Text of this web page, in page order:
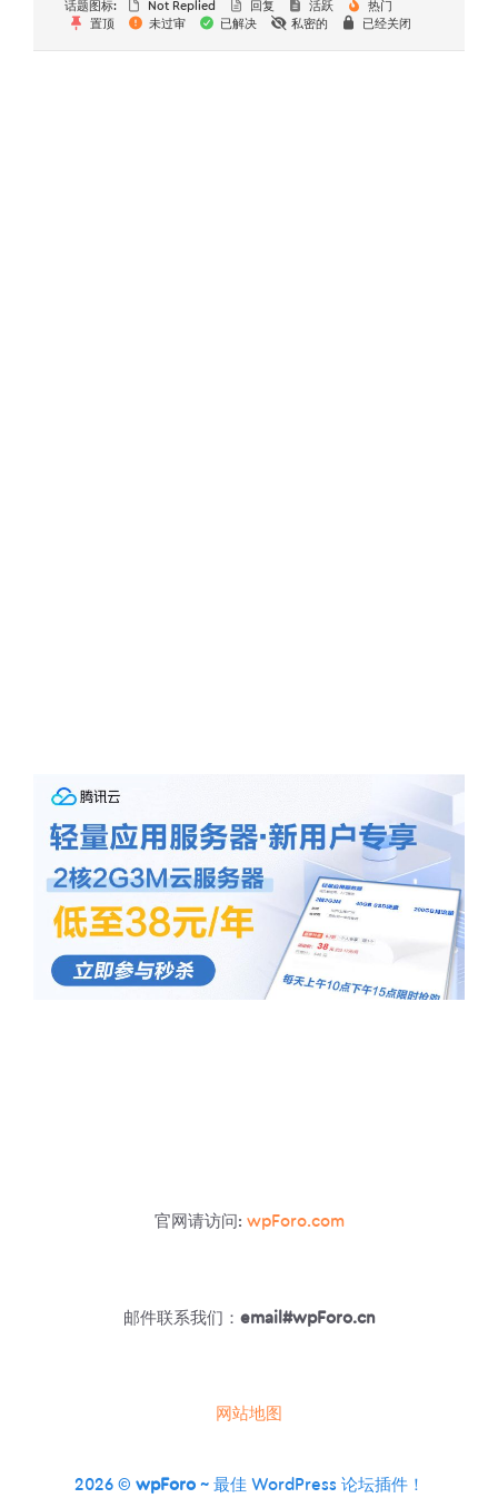
话题图标: Not Replied 回复 活跃
热门
置顶
未过审 已解决 私密的 已经关闭
官网请访问: wpForo.com
邮件联系我们： email#wpForo.cn
网站地图
2026 © wpForo~ 最佳 WordPress 论坛插件！